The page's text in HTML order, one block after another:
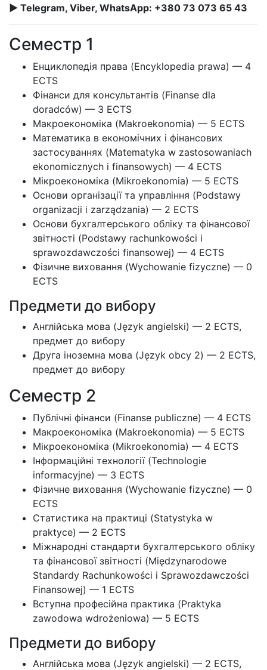
► Telegram, Viber, WhatsApp: +380 73 073 65 43
Семестр 1
Енциклопедія права (Encyklopedia prawa) — 4
ECTS
Фінанси для консультантів (Finanse dla
doradców) — 3 ECTS
Макроекономіка (Makroekonomia) — 5 ECTS
Математика в економічних і фінансових
застосуваннях (Matematyka w zastosowaniach
ekonomicznych i finansowych) — 4 ECTS
Мікроекономіка (Mikroekonomia) — 5 ECTS
Основи організації та управління (Podstawy
organizacji i zarządzania) — 2 ECTS
Основи бухгалтерського обліку та фінансової
звітності (Podstawy rachunkowości i
sprawozdawczości finansowej) — 4 ECTS
Фізичне виховання (Wychowanie fizyczne) — 0
ECTS
Предмети до вибору
Англійська мова (Język angielski) — 2 ECTS,
предмет до вибору
Друга іноземна мова (Język obcy 2) — 2 ECTS,
предмет до вибору
Семестр 2
Публічні фінанси (Finanse publiczne) — 4 ECTS
Макроекономіка (Makroekonomia) — 5 ECTS
Мікроекономіка (Mikroekonomia) — 4 ECTS
Інформаційні технології (Technologie
informacyjne) — 3 ECTS
Фізичне виховання (Wychowanie fizyczne) — 0
ECTS
Статистика на практиці (Statystyka w
praktyce) — 2 ECTS
Міжнародні стандарти бухгалтерського обліку
та фінансової звітності (Międzynarodowe
Standardy Rachunkowości i Sprawozdawczości
Finansowej) — 1 ECTS
Вступна професійна практика (Praktyka
zawodowa wdrożeniowa) — 5 ECTS
Предмети до вибору
Англійська мова (Język angielski) — 2 ECTS,